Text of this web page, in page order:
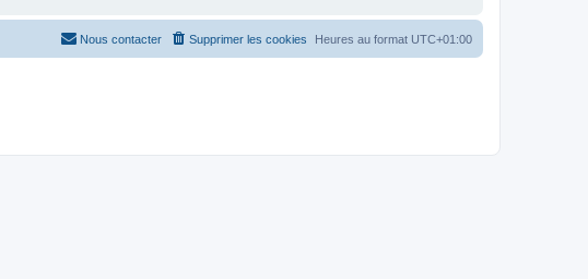
Heures au format UTC+01:00
Supprimer les cookies
Nous contacter